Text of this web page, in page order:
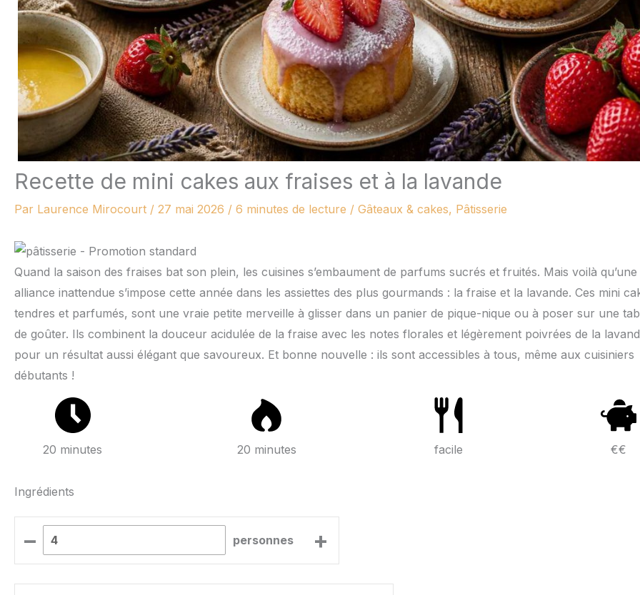
Recette de mini cakes aux fraises et à la lavande
Par Laurence Mirocourt / 27 mai 2026 / 6 minutes de lecture / Gâteaux & cakes, Pâtisserie
Quand la saison des fraises bat son plein, les cuisines s’embaument de parfums sucrés et fruités. Mais voilà qu’une
alliance inattendue s’impose cette année dans les assiettes des plus gourmands : la fraise et la lavande. Ces mini
tendres et parfumés, sont une vraie petite merveille à glisser dans un panier de pique-nique ou à poser sur une
de goûter. Ils combinent la douceur acidulée de la fraise avec les notes florales et légèrement poivrées de la
pour un résultat aussi élégant que savoureux. Et bonne nouvelle : ils sont accessibles à tous, même aux cuisiniers
débutants !
20 minutes 20 minutes facile €€
Ingrédients
– personnes +